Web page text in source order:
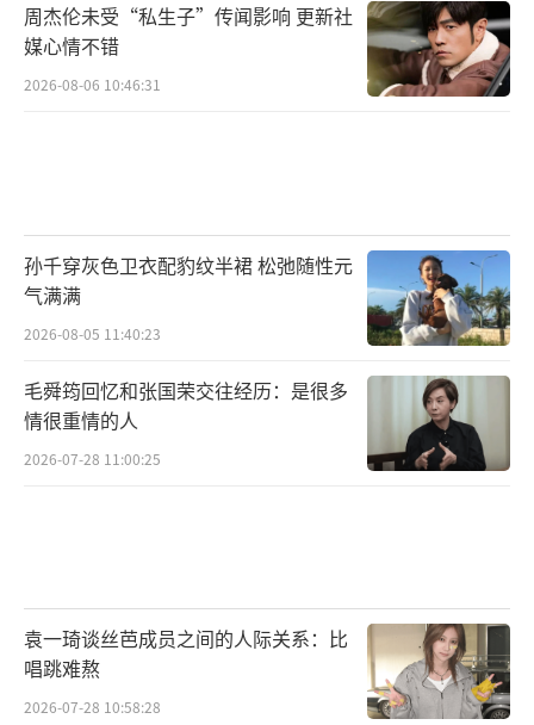
周杰伦未受“私生子”传闻影响 更新社
媒心情不错
2026-08-06 10:46:31
孙千穿灰色卫衣配豹纹半裙 松弛随性元
气满满
2026-08-05 11:40:23
毛舜筠回忆和张国荣交往经历：是很多
情很重情的人
2026-07-28 11:00:25
袁一琦谈丝芭成员之间的人际关系：比
唱跳难熬
2026-07-28 10:58:28